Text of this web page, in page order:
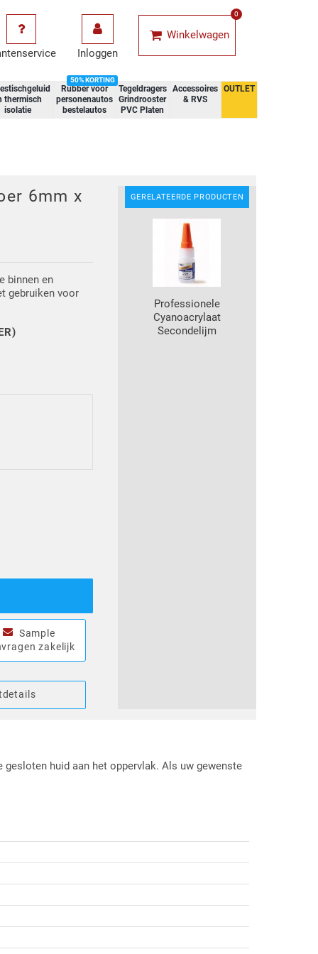
Inloggen
Winkelwagen
0
thermisch
isolatie
Rubber voor
personenautos
bestelautos
50% KORTING
Tegeldragers
Grindrooster
PVC Platen
Accessoires
& RVS
OUTLET
6mm x
binnen en
gebruiken voor
Sample
zakelijk
GERELATEERDE PRODUCTEN
Professionele
Cyanoacrylaat
Secondelijm
huid aan het oppervlak. Als uw gewenste